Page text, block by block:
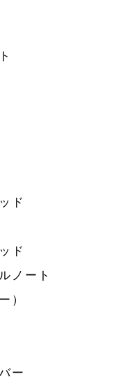
ド
ド
ノート
）
ー